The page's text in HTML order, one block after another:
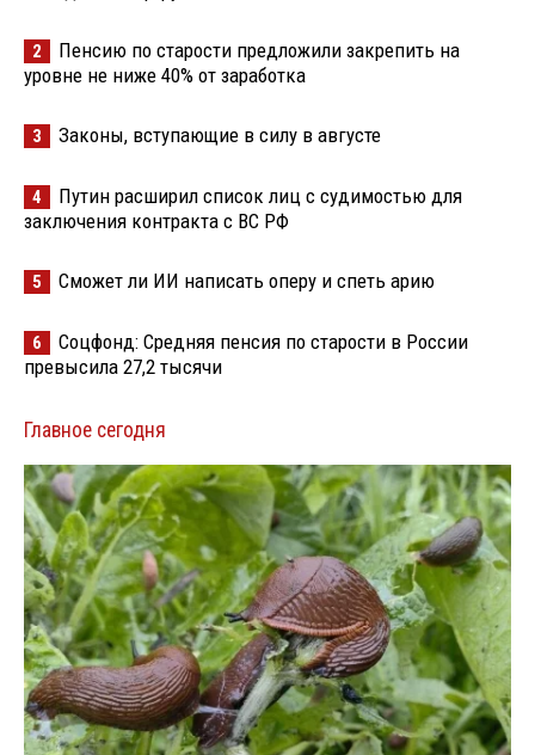
2
Пенсию по старости предложили закрепить на
уровне не ниже 40% от заработка
3 Законы, вступающие в силу в августе
4
Путин расширил список лиц с судимостью для
заключения контракта с ВС РФ
5 Сможет ли ИИ написать оперу и спеть арию
6
Соцфонд: Средняя пенсия по старости в России
превысила 27,2 тысячи
Главное сегодня